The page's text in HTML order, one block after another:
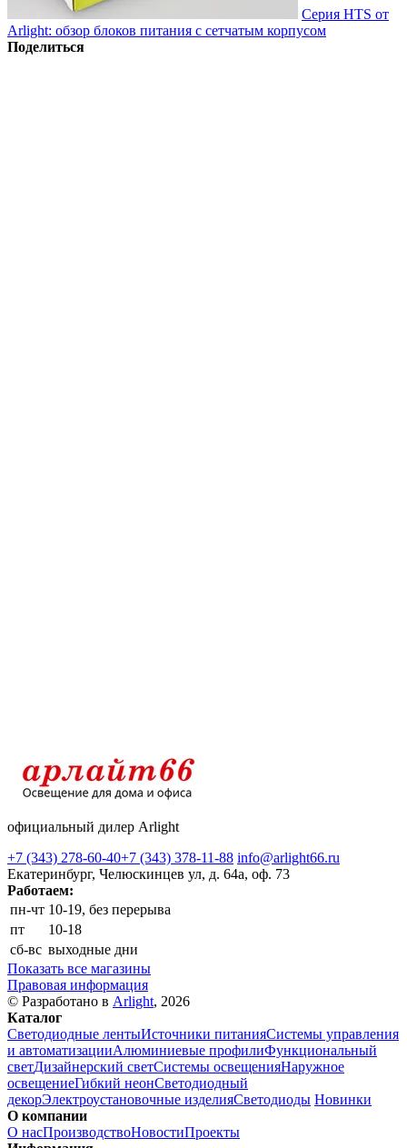
Серия HTS от
Arlight: обзор блоков питания с сетчатым корпусом
Поделиться
официальный дилер Arlight
+7 (343) 278-60-40+7 (343) 378-11-88 info@arlight66.ru
Екатеринбург, Челюскинцев ул, д. 64а, оф. 73
Работаем:
пн-чт 10-19, без перерыва
пт
10-18
сб-вс выходные дни
Показать все магазины
Правовая информация
© Разработано в Arlight, 2026
Каталог
Светодиодные лентыИсточники питанияСистемы управления
и автоматизацииАлюминиевые профилиФункциональный
светДизайнерский светСистемы освещенияНаружное
освещениеГибкий неонСветодиодный
декорЭлектроустановочные изделияСветодиоды Новинки
О компании
О насПроизводствоНовостиПроекты